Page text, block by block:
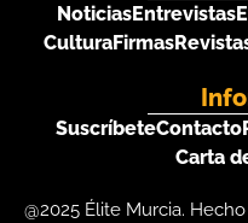
NoticiasEntrevistas
CulturaFirmas
SuscríbeteContacto
Carta
@2025 Élite Murcia.